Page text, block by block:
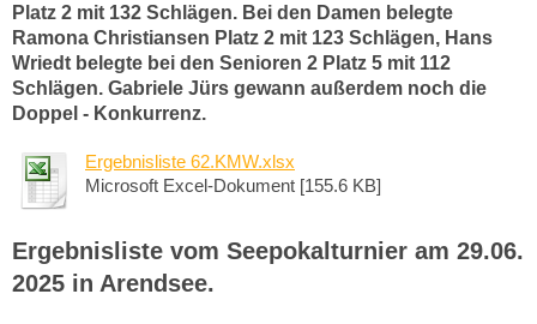
Platz 2 mit 132 Schlägen. Bei den Damen belegte
Ramona Christiansen Platz 2 mit 123 Schlägen, Hans
Wriedt belegte bei den Senioren 2 Platz 5 mit 112
Schlägen. Gabriele Jürs gewann außerdem noch die
Doppel - Konkurrenz.
Ergebnisliste 62.KMW.xlsx
Microsoft Excel-Dokument [155.6 KB]
Ergebnisliste vom Seepokalturnier am 29.06.
2025 in Arendsee.